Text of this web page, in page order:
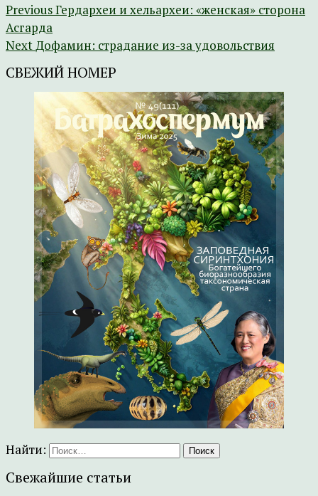
PreviousГердархеи и хельархеи: «женская» сторона
Асгарда
Next Дофамин: страдание из-за удовольствия
СВЕЖИЙ НОМЕР
Найти:
Свежайшие статьи